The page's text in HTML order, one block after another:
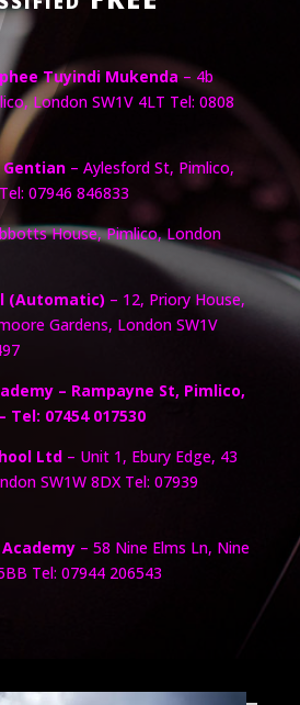
Tuyindi Mukenda – 4b
London SW1V 4LT Tel: 0808
– Aylesford St, Pimlico,
07946 846833
House, Pimlico, London
(Automatic) – 12, Priory House,
Gardens, London SW1V
– Rampayne St, Pimlico,
Tel: 07454 017530
Ltd – Unit 1, Ebury Edge, 43
SW1W 8DX Tel: 07939
– 58 Nine Elms Ln, Nine
Tel: 07944 206543